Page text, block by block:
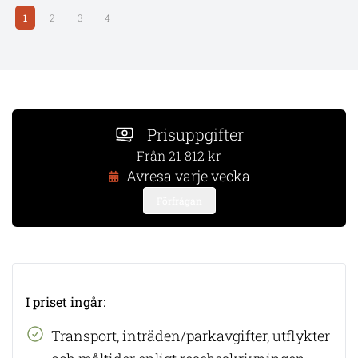
1 2 3 4
Prisuppgifter
Från 21 812 kr
Avresa varje vecka
I priset ingår:
​Transport, inträden/parkavgifter, utflykter